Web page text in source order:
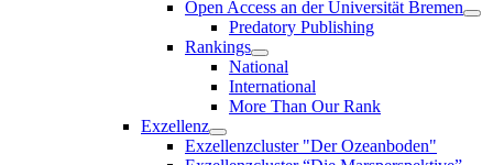
Open Access an der Universität Bremen
Predatory Publishing
Rankings
National
International
More Than Our Rank
Exzellenz
Exzellenzcluster "Der Ozeanboden"